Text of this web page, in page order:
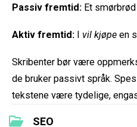
SEO
Passiv fremtid: Et smørbrød
Aktiv fremtid: vil kjøpe en
Skribenter bør være
de bruker passivt språk.
tekstene være tydelige,